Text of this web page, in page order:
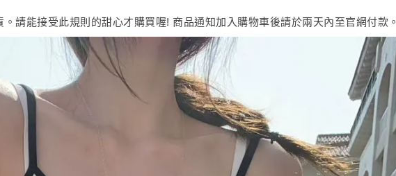
請能接受此規則的甜心才購買喔! 商品通知加入購物車後請於兩天內至官網付款。